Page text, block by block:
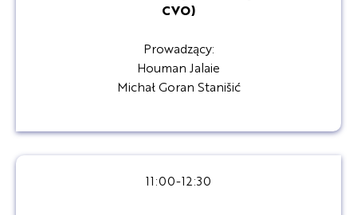
CVO)
Prowadzący:
Houman Jalaie
Michał Goran Stanišić
11:00-12:30